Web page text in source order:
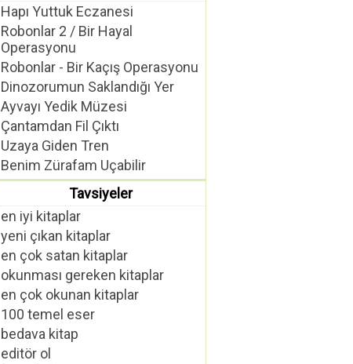
Hapı Yuttuk Eczanesi
Robonlar 2 / Bir Hayal
Operasyonu
Robonlar - Bir Kaçış Operasyonu
Dinozorumun Saklandığı Yer
Ayvayı Yedik Müzesi
Çantamdan Fil Çıktı
Uzaya Giden Tren
Benim Zürafam Uçabilir
Tavsiyeler
en iyi kitaplar
yeni çıkan kitaplar
en çok satan kitaplar
okunması gereken kitaplar
en çok okunan kitaplar
100 temel eser
bedava kitap
editör ol